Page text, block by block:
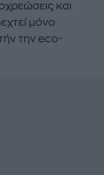
και
μόνο
την eco-